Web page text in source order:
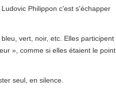
Philippon c'est s'échapper
vert, noir, etc. Elles participent
», comme si elles étaient le point
seul, en silence.